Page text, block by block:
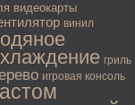
видеокарты
винил
гриль
игровая консоль